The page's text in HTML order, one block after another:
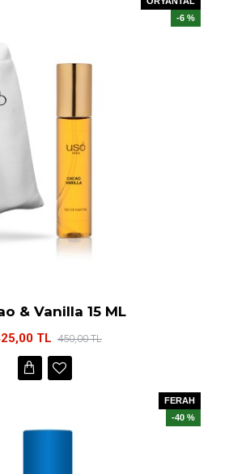
-6 %
& Vanilla 15 ML
TL 450,00 TL
FERAH
-40 %